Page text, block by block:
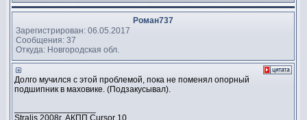
Роман737
Зарегистрирован: 06.05.2017
Сообщения: 37
Откуда: Новгородская обл.
Долго мучился с этой проблемой, пока не поменял опорный
подшипник в маховике. (Подзакусывал).
Stralis 2008г. АКПП Cursor 10